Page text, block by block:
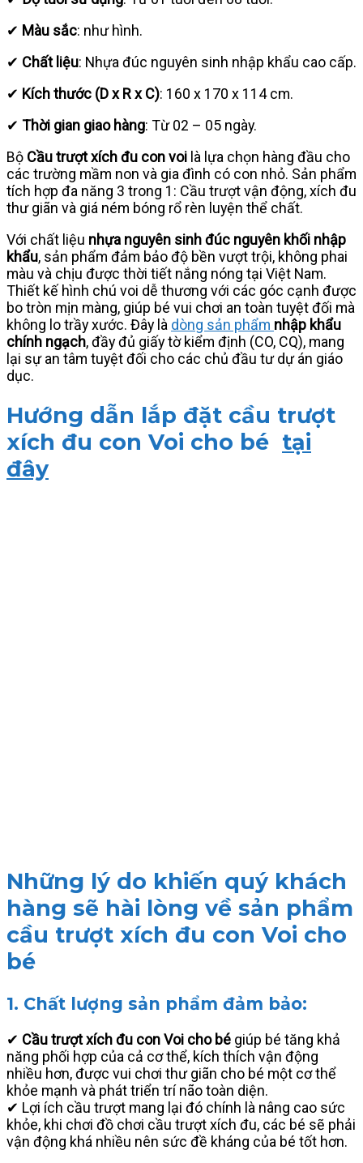
✔ Màu sắc: như hình.
✔ Chất liệu: Nhựa đúc nguyên sinh nhập khẩu cao cấp.
✔ Kích thước (D x R x C): 160 x 170 x 114 cm.
✔ Thời gian giao hàng: Từ 02 – 05 ngày.
Bộ Cầu trượt xích đu con voi là lựa chọn hàng đầu cho
các trường mầm non và gia đình có con nhỏ. Sản phẩm
tích hợp đa năng 3 trong 1: Cầu trượt vận động, xích đu
thư giãn và giá ném bóng rổ rèn luyện thể chất.
Với chất liệu nhựa nguyên sinh đúc nguyên khối nhập
khẩu, sản phẩm đảm bảo độ bền vượt trội, không phai
màu và chịu được thời tiết nắng nóng tại Việt Nam.
Thiết kế hình chú voi dễ thương với các góc cạnh được
bo tròn mịn màng, giúp bé vui chơi an toàn tuyệt đối mà
không lo trầy xước. Đây là dòng sản phẩm nhập khẩu
chính ngạch, đầy đủ giấy tờ kiểm định (CO, CQ), mang
lại sự an tâm tuyệt đối cho các chủ đầu tư dự án giáo
dục.
Hướng dẫn lắp đặt cầu trượt
xích đu con Voi cho bé tại
đây
Những lý do khiến quý khách
hàng sẽ hài lòng về sản phẩm
cầu trượt xích đu con Voi cho
bé
1. Chất lượng sản phẩm đảm bảo:
✔ Cầu trượt xích đu con Voi cho bé giúp bé tăng khả
năng phối hợp của cả cơ thể, kích thích vận động
nhiều hơn, được vui chơi thư giãn cho bé một cơ thể
khỏe mạnh và phát triển trí não toàn diện.
✔ Lợi ích cầu trượt mang lại đó chính là nâng cao sức
khỏe, khi chơi đồ chơi cầu trượt xích đu, các bé sẽ phải
vận động khá nhiều nên sức đề kháng của bé tốt hơn.